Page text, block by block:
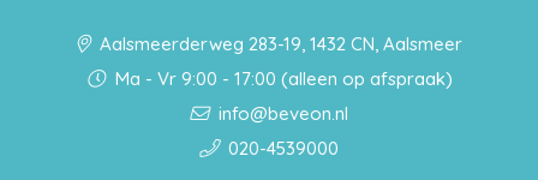
Aalsmeerderweg 283-19, 1432 CN, Aalsmeer
Ma - Vr 9:00 - 17:00 (alleen op afspraak)
info@beveon.nl
020-4539000